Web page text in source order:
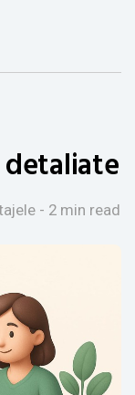
detaliate
- 2 min read